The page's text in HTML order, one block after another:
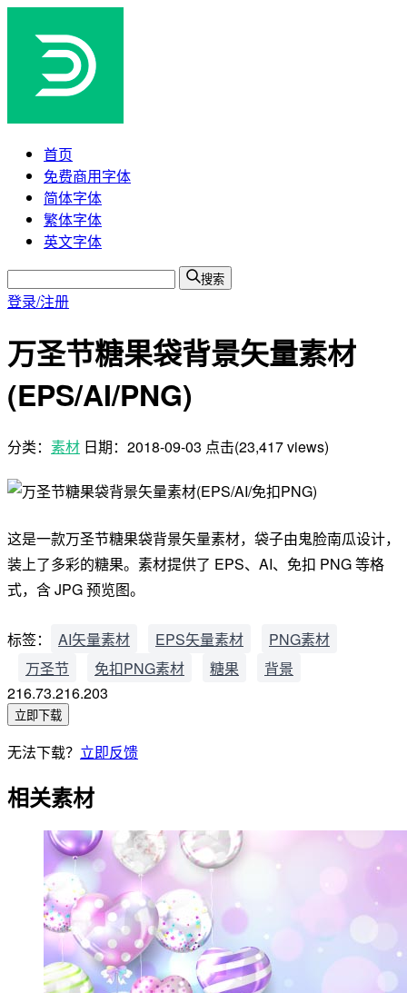
首页
免费商用字体
简体字体
繁体字体
英文字体
搜索
登录/注册
万圣节糖果袋背景矢量素材
(EPS/AI/PNG)
分类： 素材 日期： 2018-09-03 点击(23,417 views)
这是一款万圣节糖果袋背景矢量素材，袋子由鬼脸南瓜设计，
装上了多彩的糖果。素材提供了 EPS、AI、免扣 PNG 等格
式，含 JPG 预览图。
标签： AI矢量素材 EPS矢量素材
PNG素材
万圣节
免扣PNG素材 糖果
背景
216.73.216.203
立即下载
无法下载？ 立即反馈
相关素材